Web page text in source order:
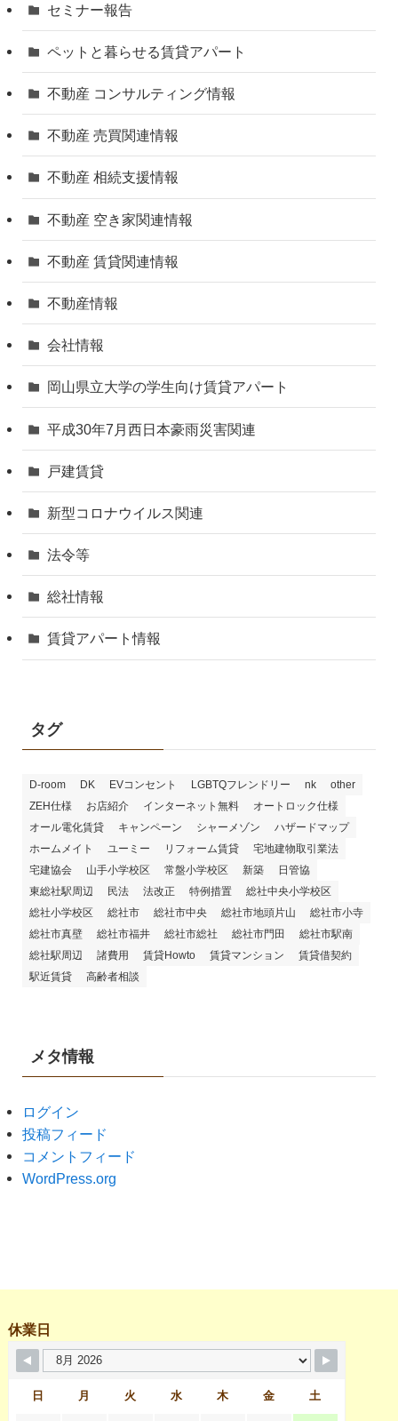
セミナー報告
ペットと暮らせる賃貸アパート
不動産 コンサルティング情報
不動産 売買関連情報
不動産 相続支援情報
不動産 空き家関連情報
不動産 賃貸関連情報
不動産情報
会社情報
岡山県立大学の学生向け賃貸アパート
平成30年7月西日本豪雨災害関連
戸建賃貸
新型コロナウイルス関連
法令等
総社情報
賃貸アパート情報
タグ
D-room DK EVコンセント LGBTQフレンドリー nk
other
ZEH仕様
お店紹介 インターネット無料
オートロック仕様
オール電化賃貸
キャンペーン シャーメゾン
ハザードマップ
ホームメイト
ユーミー リフォーム賃貸
宅地建物取引業法
宅建協会
山手小学校区 常盤小学校区 新築
日管協
東総社駅周辺
民法 法改正 特例措置
総社中央小学校区
総社小学校区
総社市 総社市中央 総社市地頭片山
総社市小寺
総社市真壁
総社市福井 総社市総社 総社市門田
総社市駅南
総社駅周辺
諸費用 賃貸Howto 賃貸マンション
賃貸借契約
駅近賃貸
高齢者相談
メタ情報
ログイン
投稿フィード
コメントフィード
WordPress.org
休業日
日 月 火 水 木 金 土